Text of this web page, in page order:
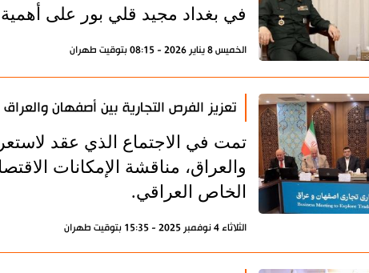
في بغداد مجيد قلي بور على أهمية
الخميس 8 يناير 2026 - 08:15 بتوقيت طهران
تعزيز الفرص التجارية بين أصفهان والعراق
تمت في الاجتماع الذي عقد
والعراق، مناقشة الإمكانات
الخاص العراقي.
الثلاثاء 4 نوفمبر 2025 - 15:35 بتوقيت طهران